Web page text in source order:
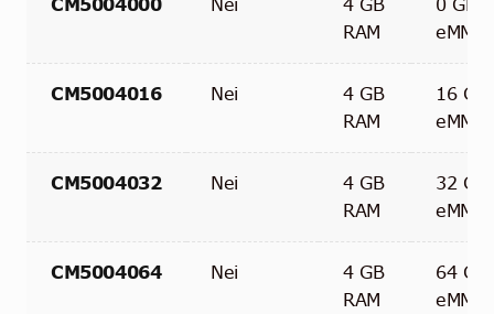
RAM
eMMC
CM5004016 Nei
4 GB
RAM
16 GB
eMMC
CM5004032 Nei
4 GB
RAM
32 GB
eMMC
CM5004064 Nei
4 GB
RAM
64 GB
eMMC